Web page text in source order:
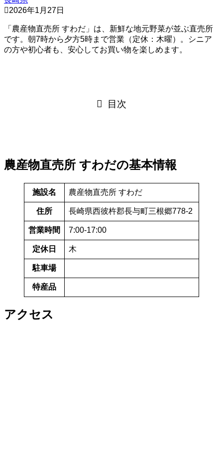
2026年1月27日
「農産物直売所 すわだ」は、新鮮な地元野菜が並ぶ直売所
です。朝7時から夕方5時まで営業（定休：木曜）。シニア
の方や初心者も、安心してお買い物を楽しめます。
目次
農産物直売所 すわだの基本情報
施設名 農産物直売所 すわだ
住所 長崎県西彼杵郡長与町三根郷778-2
営業時間 7:00-17:00
定休日 木
駐車場
特産品
アクセス